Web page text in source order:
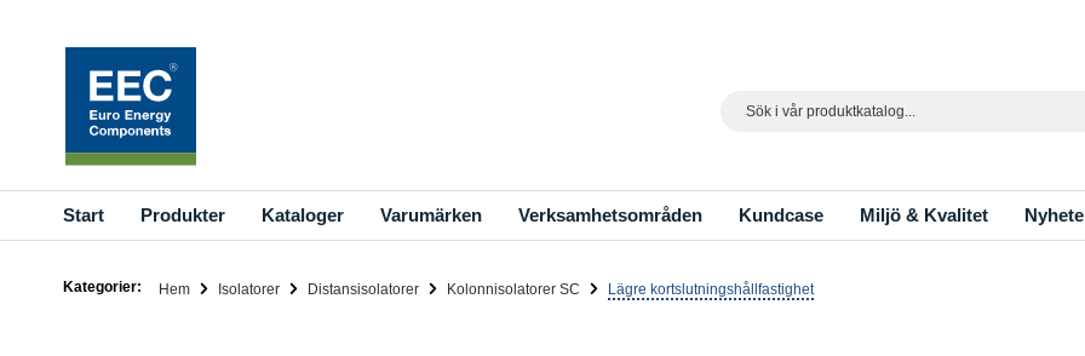
till
innehållet
Start Produkter Kataloger Varumärken Verksamhetsområden Kundcase Miljö & Kvalitet
Kategorier: Hem Isolatorer Distansisolatorer Kolonnisolatorer SC Lägre kortslutningshållfastighet